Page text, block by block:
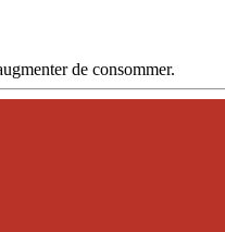
de consommer.